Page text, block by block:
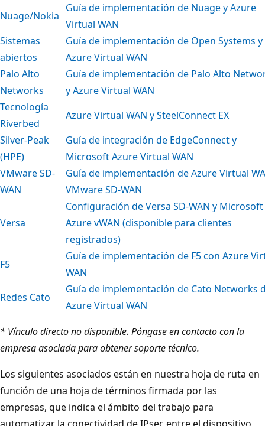
Nuage/Nokia
Guía de implementación de Nuage y Azure
Virtual WAN
Sistemas
abiertos
Guía de implementación de Open Systems y
Azure Virtual WAN
Palo Alto
Networks
Guía de implementación de Palo Alto
y Azure Virtual WAN
Tecnología
Riverbed
Azure Virtual WAN y SteelConnect EX
Silver-Peak
(HPE)
Guía de integración de EdgeConnect y
Microsoft Azure Virtual WAN
VMware SD-
WAN
Guía de implementación de Azure Virtual
VMware SD-WAN
Versa
Configuración de Versa SD-WAN y Microsoft
Azure vWAN (disponible para clientes
registrados)
F5
Guía de implementación de F5 con Azure
WAN
Redes Cato
Guía de implementación de Cato Networks
Azure Virtual WAN
* Vínculo directo no disponible. Póngase en contacto con la
empresa asociada para obtener soporte técnico.
Los siguientes asociados están en nuestra hoja de ruta en
función de una hoja de términos firmada por las
empresas, que indica el ámbito del trabajo para
automatizar la conectividad de IPsec entre el dispositivo